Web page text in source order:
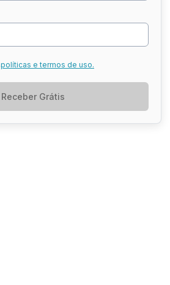
políticas e termos de uso.
Receber Grátis